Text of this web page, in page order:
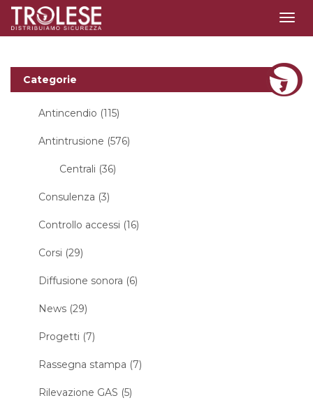
Categorie
Antincendio (115)
Antintrusione (576)
Centrali (36)
Consulenza (3)
Controllo accessi (16)
Corsi (29)
Diffusione sonora (6)
News (29)
Progetti (7)
Rassegna stampa (7)
Rilevazione GAS (5)